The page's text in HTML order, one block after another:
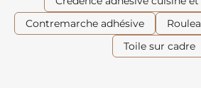
subliment vos espaces, créant une
accueillante. Que ce soit pour le salon, la
stickers et photos murales sont la solution
caractère à votre intérieur, tout en restant
Contremarche adhésive
Toile sur cadre